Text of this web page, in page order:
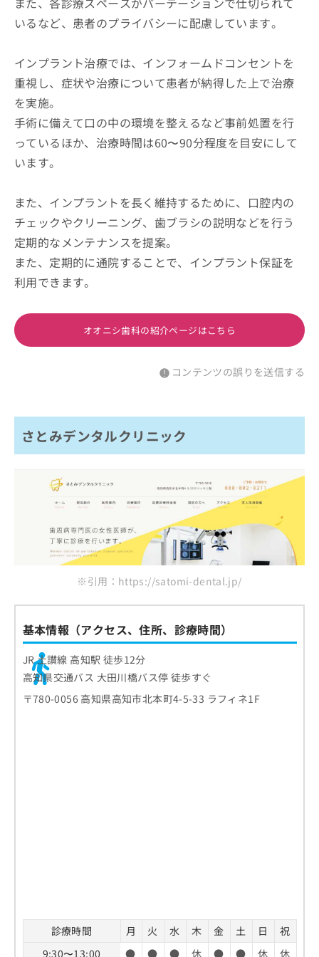
いるなど、患者のプライバシーに配慮しています。
インプラント治療では、インフォームドコンセントを
重視し、症状や治療について患者が納得した上で治療
を実施。
手術に備えて口の中の環境を整えるなど事前処置を行
っているほか、治療時間は60〜90分程度を目安にして
います。
また、インプラントを長く維持するために、口腔内の
チェックやクリーニング、歯ブラシの説明などを行う
定期的なメンテナンスを提案。
また、定期的に通院することで、インプラント保証を
利用できます。
オオニシ歯科の紹介ページはこちら
コンテンツの誤りを送信する
さとみデンタルクリニック
※引用：https://satomi-dental.jp/
基本情報（アクセス、住所、診療時間）
JR 土讃線 高知駅 徒歩12分
高知県交通バス 大田川橋バス停 徒歩すぐ
〒780-0056 高知県高知市北本町4-5-33 ラフィネ1F
診療時間 月 火 水 木 金 土 日
祝
9:30〜13:00
● ● ● 休 ● ● 休 休